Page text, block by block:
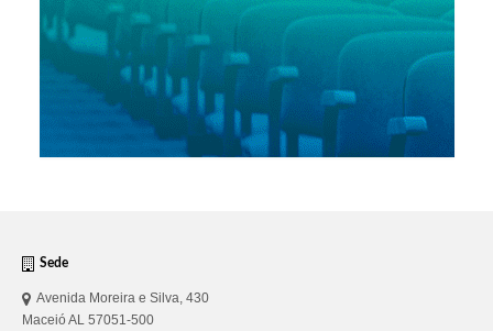
NEP
Sede
Avenida Moreira e Silva, 430
Maceió AL 57051-500